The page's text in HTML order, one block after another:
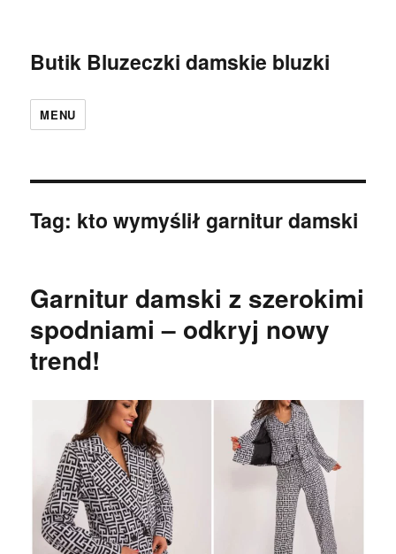
Butik Bluzeczki damskie bluzki
MENU
Tag: kto wymyślił garnitur damski
Garnitur damski z szerokimi
spodniami – odkryj nowy
trend!